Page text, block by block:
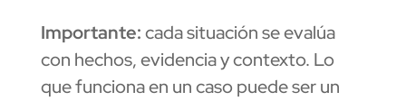
Importante:cada situación se evalúa
con hechos, evidencia y contexto. Lo
que funciona en un caso puede ser un